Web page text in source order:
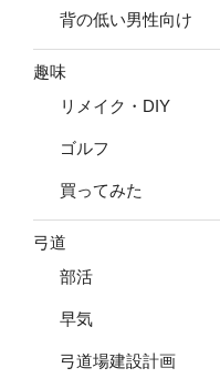
背の低い男性向け
趣味
リメイク・DIY
ゴルフ
買ってみた
弓道
部活
早気
弓道場建設計画